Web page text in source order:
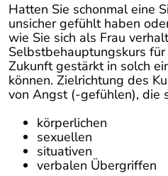
Hatten Sie schonmal eine
unsicher gefühlt haben
wie Sie sich als Frau
Selbstbehauptungskurs
Zukunft gestärkt in solch
können. Zielrichtung des
von Angst (-gefühlen), die
körperlichen
sexuellen
situativen
verbalen Übergriffen